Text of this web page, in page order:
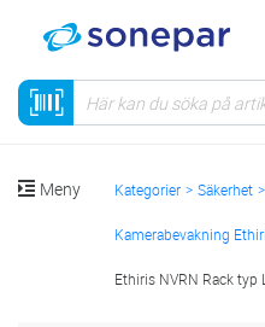
Meny Kategorier Säkerhet
Kamerabevakning
Ethiris NVRN Rack typ